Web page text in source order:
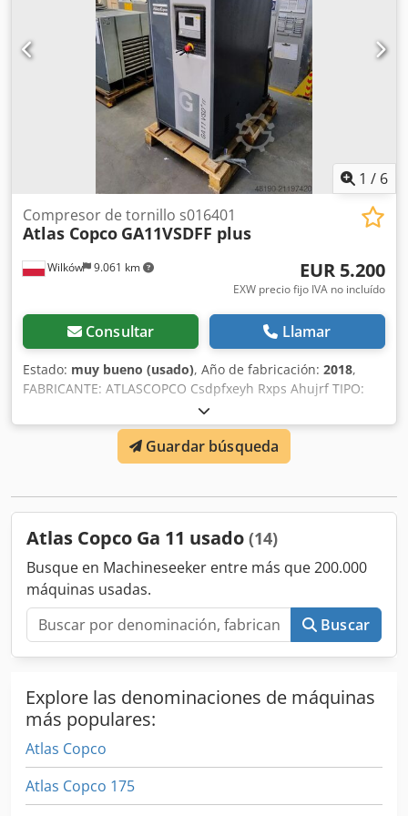
1 / 6
Wilków 9.061 km
Compresor de tornillo s016401
Atlas Copco GA11VSDFF plus
EUR 5.200
EXW precio fijo IVA no incluído
Consultar Llamar
Estado: muy bueno (usado), Año de fabricación: 2018,
FABRICANTE: ATLASCOPCO Csdpfxeyh Rxps Ahujrf TIPO:
GA11VSDFF PLUS Nº SERIE: API265155 AÑO: 2018 POTENCIA
(kW): 11 CAUDAL (m³/min): 1,95 PRESIÓN (bar): 12,75
HORAS DE TRABAJO (DOC./TOTAL): CONVERTIDOR DE
FRECUENCIA: sí SECADOR INCORPORADO: sí, R134a 0,39kg
Guardar búsqueda
Atlas Copco Ga 11 usado (14)
Busque en Machineseeker entre más que 200.000
máquinas usadas.
Buscar
Explore las denominaciones de máquinas
más populares:
Atlas Copco
Atlas Copco 175